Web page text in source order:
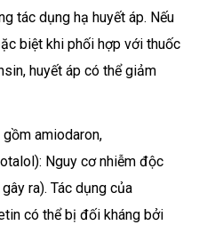
tác dụng hạ huyết áp. Nếu
biệt khi phối hợp với thuốc
huyết áp có thể giảm
amiodaron,
Nguy cơ nhiễm độc
ra). Tác dụng của
có thể bị đối kháng bởi